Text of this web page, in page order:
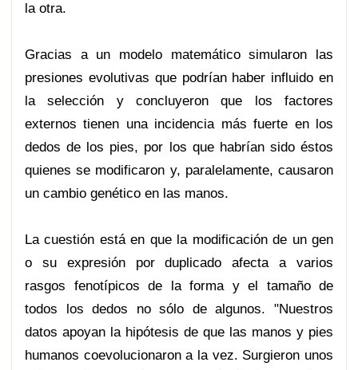
la otra.
Gracias a un modelo matemático simularon las
presiones evolutivas que podrían haber influido en
la selección y concluyeron que los factores
externos tienen una incidencia más fuerte en los
dedos de los pies, por los que habrían sido éstos
quienes se modificaron y, paralelamente, causaron
un cambio genético en las manos.
La cuestión está en que la modificación de un gen
o su expresión por duplicado afecta a varios
rasgos fenotípicos de la forma y el tamaño de
todos los dedos no sólo de algunos. "Nuestros
datos apoyan la hipótesis de que las manos y pies
humanos coevolucionaron a la vez. Surgieron unos